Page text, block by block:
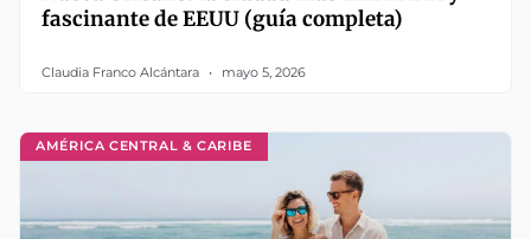
fascinante de EEUU (guía completa)
Claudia Franco Alcántara mayo 5, 2026
AMÉRICA CENTRAL & CARIBE